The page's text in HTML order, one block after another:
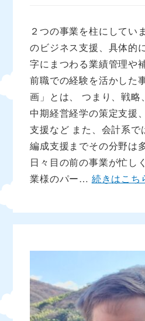
２つの事業を柱にしてい
のビジネス支援、具体的
字にまつわる業績管理や
前職での経験を活かした
画」とは、 つまり、戦略
中期経営経学の策定支援
支援など また、会計系
編成支援までその分野は
日々目の前の事業が忙し
業様のパー… 続きはこち